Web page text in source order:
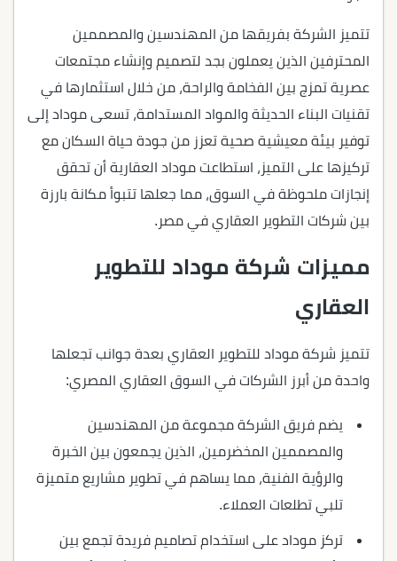
تتميز الشركة بفريقها من المهندسين والمصممين
المحترفين الذين يعملون بجد لتصميم وإنشاء مجتمعات
عصرية تمزج بين الفخامة والراحة، من خلال استثمارها في
تقنيات البناء الحديثة والمواد المستدامة، تسعى موداد إلى
توفير بيئة معيشية صحية تعزز من جودة حياة السكان مع
تركيزها على التميز، استطاعت موداد العقارية أن تحقق
إنجازات ملحوظة في السوق، مما جعلها تتبوأ مكانة بارزة
بين شركات التطوير العقاري في مصر.
مميزات شركة موداد للتطوير
العقاري
تتميز شركة موداد للتطوير العقاري بعدة جوانب تجعلها
واحدة من أبرز الشركات في السوق العقاري المصري:
يضم فريق الشركة مجموعة من المهندسين
والمصممين المخضرمين، الذين يجمعون بين الخبرة
والرؤية الفنية، مما يساهم في تطوير مشاريع متميزة
تلبي تطلعات العملاء.
تركز موداد على استخدام تصاميم فريدة تجمع بين